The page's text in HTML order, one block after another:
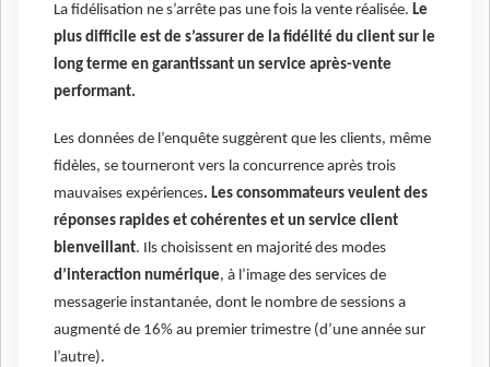
La fidélisation ne s’arrête pas une fois la vente réalisée. Le
plus difficile est de s’assurer de la fidélité du client sur le
long terme en garantissant un service après-vente
performant.
Les données de l’enquête suggèrent que les clients, même
fidèles, se tourneront vers la concurrence après trois
mauvaises expériences. Les consommateurs veulent des
réponses rapides et cohérentes et un service client
bienveillant. Ils choisissent en majorité des modes
d’interaction numérique, à l’image des services de
messagerie instantanée, dont le nombre de sessions a
augmenté de 16% au premier trimestre (d’une année sur
l’autre).